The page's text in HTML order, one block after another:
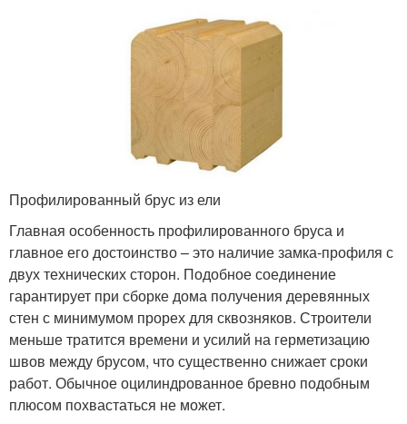
Профилированный брус из ели
Главная особенность профилированного бруса и
главное его достоинство – это наличие замка-профиля с
двух технических сторон. Подобное соединение
гарантирует при сборке дома получения деревянных
стен с минимумом прорех для сквозняков. Строители
меньше тратится времени и усилий на герметизацию
швов между брусом, что существенно снижает сроки
работ. Обычное оцилиндрованное бревно подобным
плюсом похвастаться не может.